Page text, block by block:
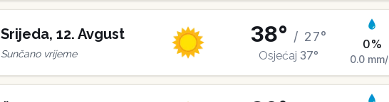
Srijeda, 12. Avgust
Sunčano vrijeme
38° / 27°
Osjećaj 37°
0%
0.0